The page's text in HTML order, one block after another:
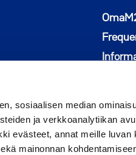
sosiaalisen median
ja verkkoanalytiikan
evästeet, annat meille luvan
mainonnan
Follow